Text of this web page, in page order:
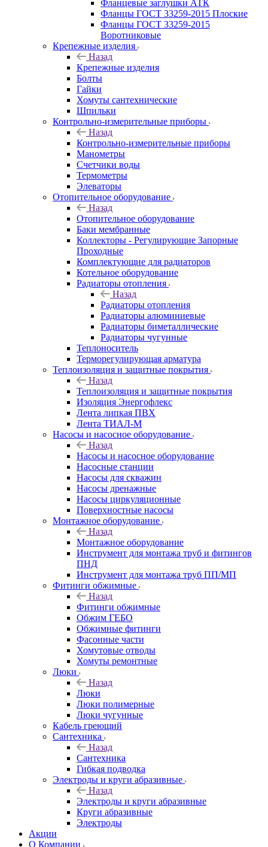
Фланцевые заглушки АТК
Фланцы ГОСТ 33259-2015 Плоские
Фланцы ГОСТ 33259-2015
Воротниковые
Крепежные изделия
Назад
Крепежные изделия
Болты
Гайки
Хомуты сантехнические
Шпильки
Контрольно-измерительные приборы
Назад
Контрольно-измерительные приборы
Манометры
Счетчики воды
Термометры
Элеваторы
Отопительное оборудование
Назад
Отопительное оборудование
Баки мембранные
Коллекторы - Регулирующие Запорные
Проходные
Комплектующие для радиаторов
Котельное оборудование
Радиаторы отопления
Назад
Радиаторы отопления
Радиаторы алюминиевые
Радиаторы биметаллические
Радиаторы чугунные
Теплоноситель
Терморегулирующая арматура
Теплоизоляция и защитные покрытия
Назад
Теплоизоляция и защитные покрытия
Изоляция Энергофлекс
Лента липкая ПВХ
Лента ТИАЛ-М
Насосы и насосное оборудование
Назад
Насосы и насосное оборудование
Насосные станции
Насосы для скважин
Насосы дренажные
Насосы циркуляционные
Поверхностные насосы
Монтажное оборудование
Назад
Монтажное оборудование
Инструмент для монтажа труб и фитингов
ПНД
Инструмент для монтажа труб ПП/МП
Фитинги обжимные
Назад
Фитинги обжимные
Обжим ГЕБО
Обжимные фитинги
Фасонные части
Хомутовые отводы
Хомуты ремонтные
Люки
Назад
Люки
Люки полимерные
Люки чугунные
Кабель греющий
Сантехника
Назад
Сантехника
Гибкая подводка
Электроды и круги абразивные
Назад
Электроды и круги абразивные
Круги абразивные
Электроды
Акции
О Компании